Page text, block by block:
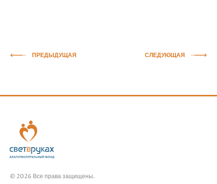
ПРЕДЫДУЩАЯ СЛЕДУЮЩАЯ
© 2026 Все права защищены.